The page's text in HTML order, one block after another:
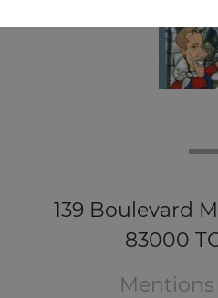
139 Boulevard
83000